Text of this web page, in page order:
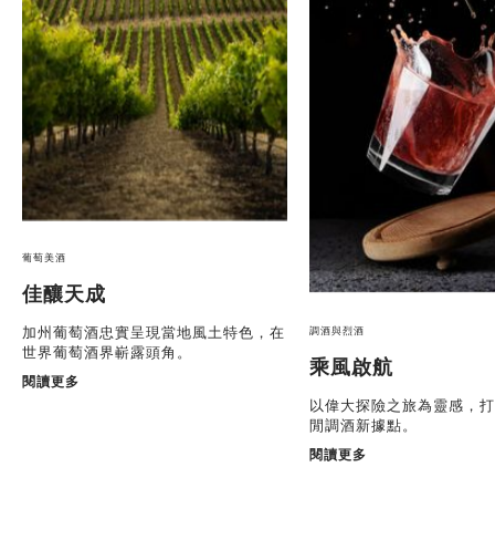
葡萄美酒
佳釀天成
加州葡萄酒忠實呈現當地風土特色，在
世界葡萄酒界嶄露頭角。
閱讀更多
調酒與烈酒
乘風啟航
以偉大探險之旅為靈感，
閒調酒新據點。
閱讀更多